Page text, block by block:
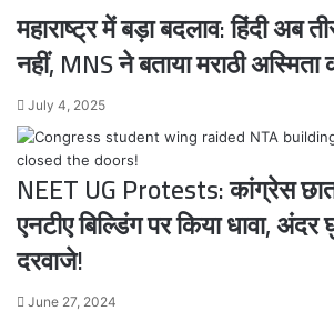
महाराष्ट्र में बड़ा बदलाव: हिंदी अब
नहीं, MNS ने बताया मराठी
July 4, 2025
NEET UG Protests: कांग्रेस
एनटीए बिल्डिंग पर किया धावा,
दरवाजे!
June 27, 2024